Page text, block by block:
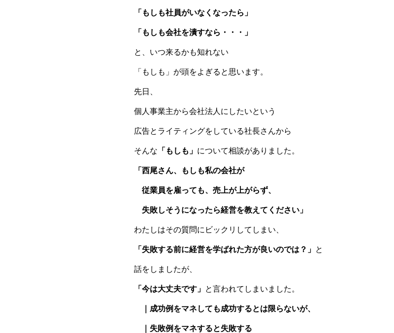
「もしも社員がいなくなったら」
「もしも会社を潰すなら・・・」
と、いつ来るかも知れない
「もしも」が頭をよぎると思います。
先日、
個人事業主から会社法人にしたいという
広告とライティングをしている社長さんから
そんな 「もしも」 について相談がありました。
「西尾さん、もしも私の会社が
従業員を雇っても、売上が上がらず、
失敗しそうになったら経営を教えてください」
わたしはその質問にビックリしてしまい、
「失敗する前に経営を学ばれた方が良いのでは？」 と
話をしましたが、
「今は大丈夫です」 と言われてしまいました。
｜成功例をマネしても成功するとは限らないが、
｜失敗例をマネすると失敗する